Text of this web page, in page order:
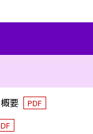
要 PDF